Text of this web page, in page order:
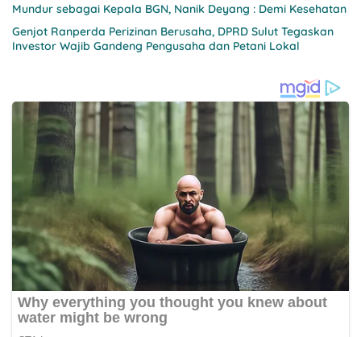
Mundur sebagai Kepala BGN, Nanik Deyang : Demi Kesehatan
Genjot Ranperda Perizinan Berusaha, DPRD Sulut Tegaskan
Investor Wajib Gandeng Pengusaha dan Petani Lokal